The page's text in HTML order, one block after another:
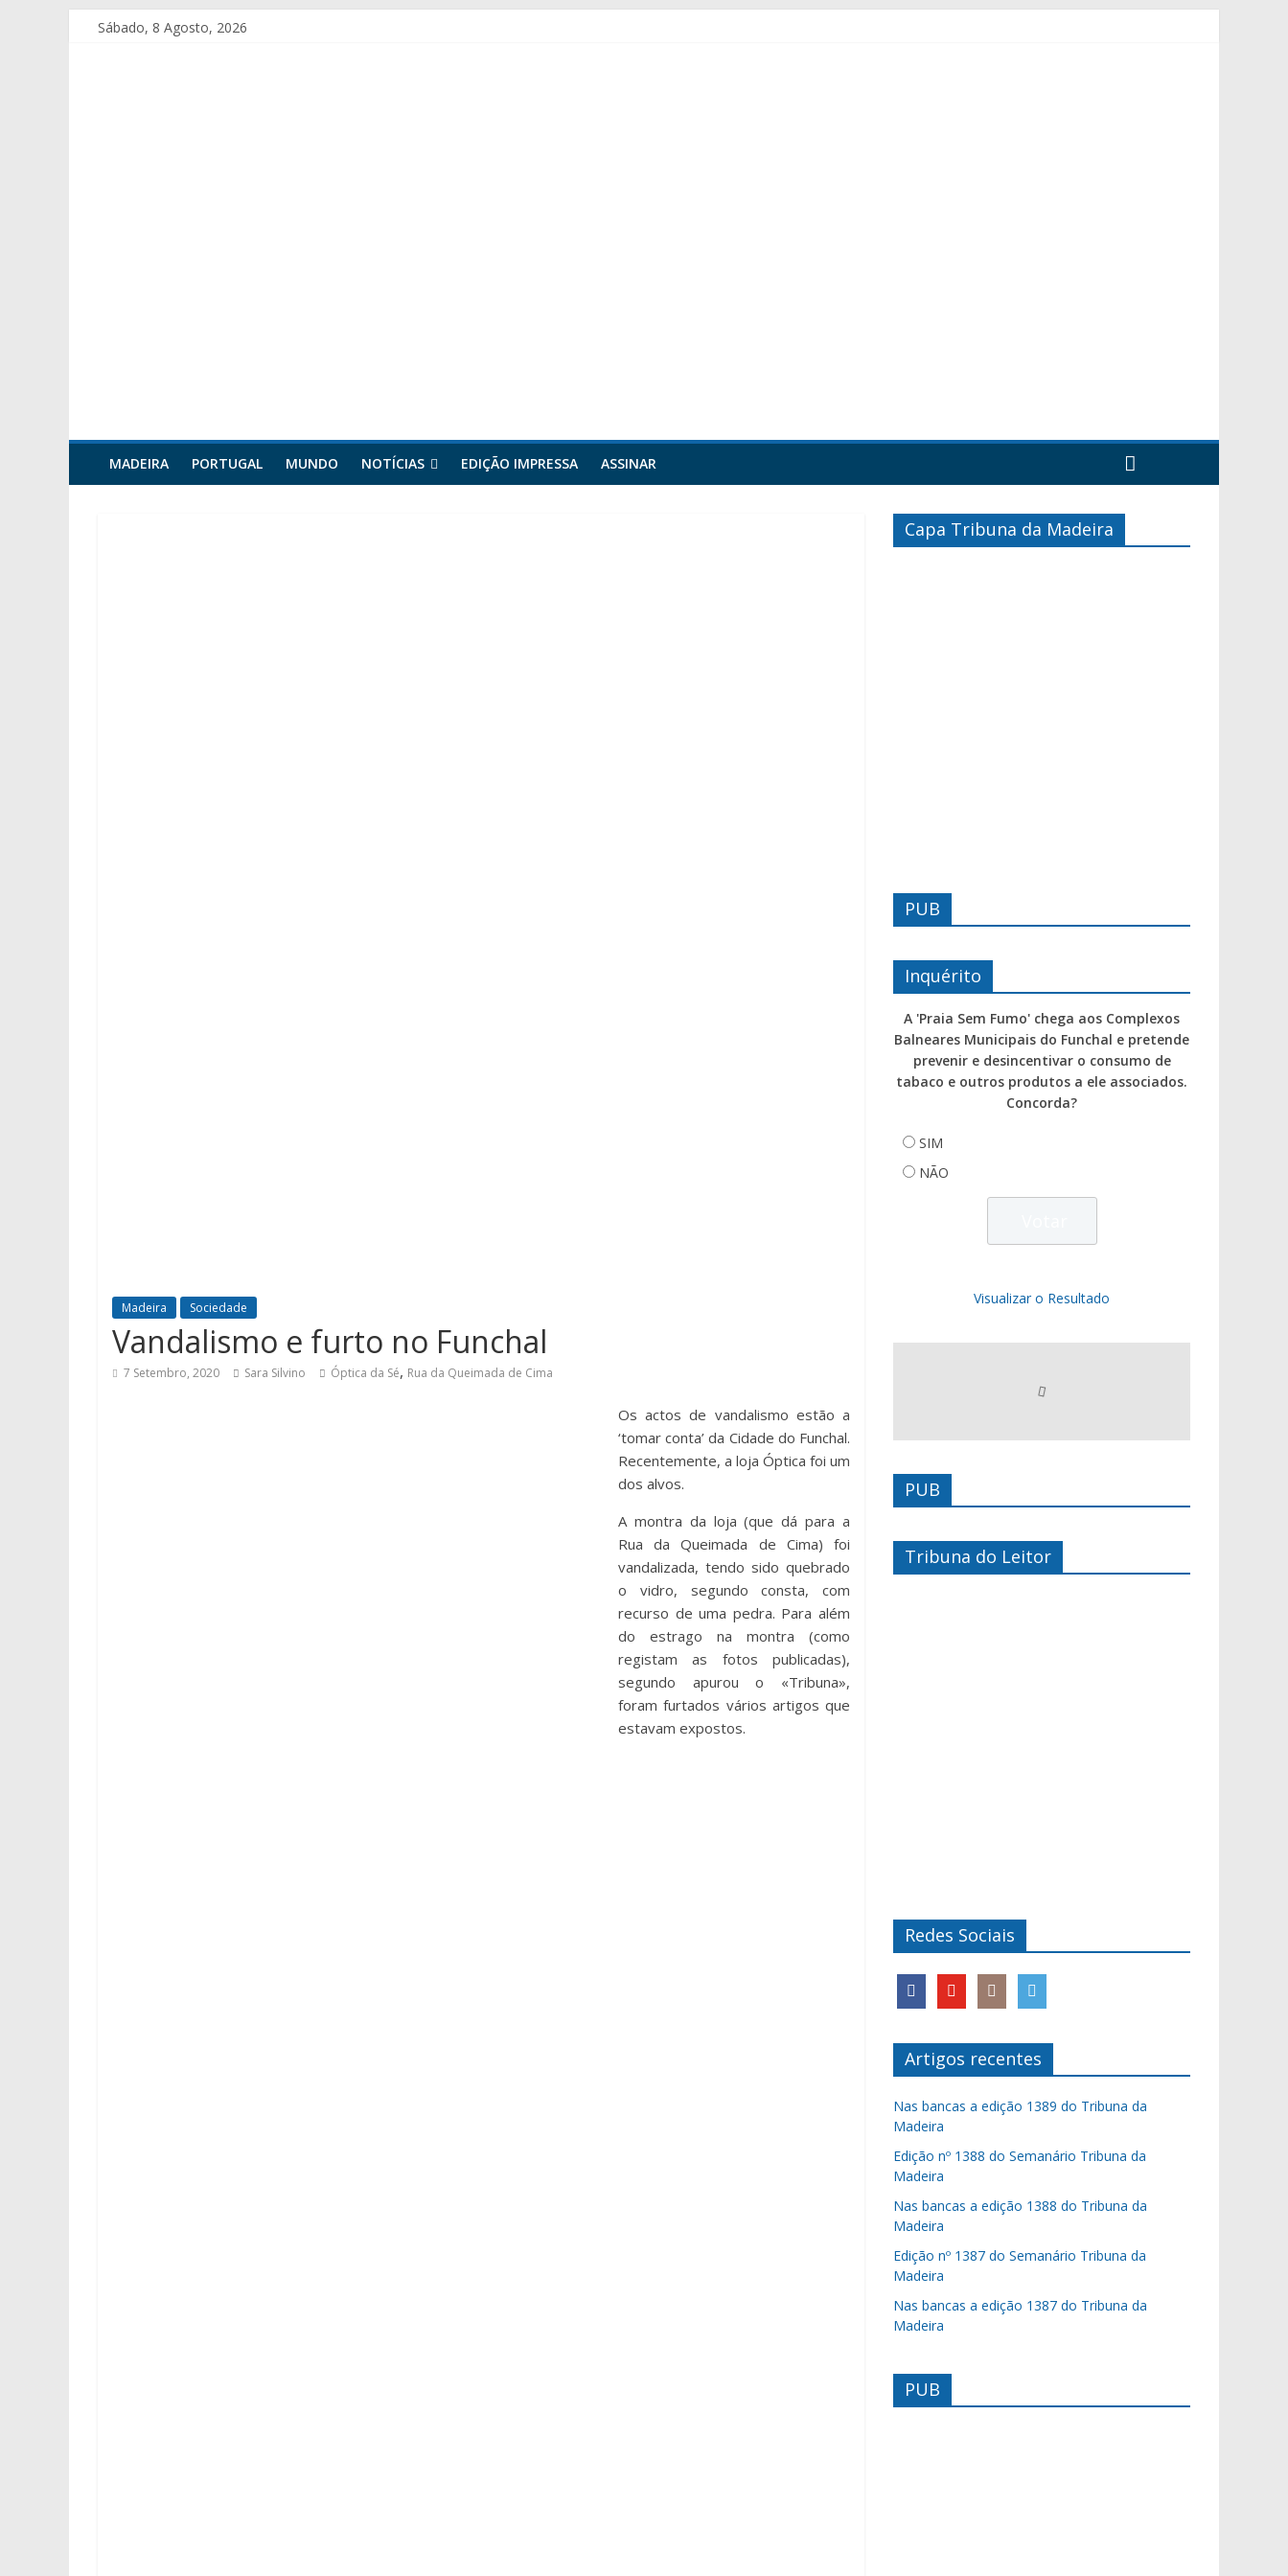
Sábado, 8 Agosto, 2026
MADEIRA PORTUGAL MUNDO NOTÍCIAS EDIÇÃO IMPRESSA ASSINAR
Madeira Sociedade
Vandalismo e furto no Funchal
7 Setembro, 2020 Sara Silvino Óptica da Sé, Rua da Queimada de Cima
Os actos de vandalismo estão a
‘tomar conta’ da Cidade do Funchal.
Recentemente, a loja Óptica foi um
dos alvos.
A montra da loja (que dá para a
Rua da Queimada de Cima) foi
vandalizada, tendo sido quebrado
o vidro, segundo consta, com
recurso de uma pedra. Para além
do estrago na montra (como
registam as fotos publicadas),
segundo apurou o «Tribuna»,
foram furtados vários artigos que
estavam expostos.
Capa Tribuna da Madeira
PUB
Inquérito
A 'Praia Sem Fumo' chega aos Complexos
Balneares Municipais do Funchal e pretende
prevenir e desincentivar o consumo de
tabaco e outros produtos a ele associados.
Concorda?
SIM
NÃO
Visualizar o Resultado
PUB
Tribuna do Leitor
Redes Sociais
Artigos recentes
Nas bancas a edição 1389 do Tribuna da
Madeira
Edição nº 1388 do Semanário Tribuna da
Madeira
Nas bancas a edição 1388 do Tribuna da
Madeira
Edição nº 1387 do Semanário Tribuna da
Madeira
Nas bancas a edição 1387 do Tribuna da
Madeira
PUB